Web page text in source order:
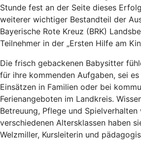
Stunde fest an der Seite dieses
weiterer wichtiger Bestandteil der
Bayerische Rote Kreuz (BRK)
Teilnehmer in der „Ersten Hilfe am
Die frisch gebackenen Babysitter
für ihre kommenden Aufgaben, sei
Einsätzen in Familien oder bei
Ferienangeboten im Landkreis.
Betreuung, Pflege und
verschiedenen Altersklassen haben
Welzmiller, Kursleiterin und